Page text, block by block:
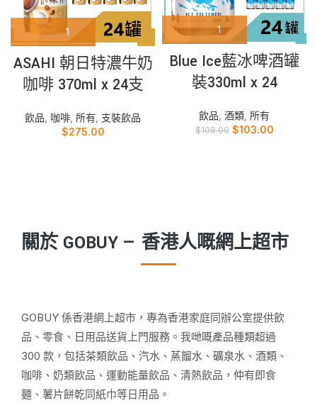
ASAHI 朝日特濃牛奶
咖啡 370ml x 24支
飲品 咖啡 所有 支裝飲品
$275.00
Blue Ice藍冰啤酒罐
裝330ml x 24
飲品 酒類 所有
$108.00 $103.00
關於 GOBUY — 香港人嘅網上超市
GOBUY 係香港網上超市，專為香港家庭同辦公室提供飲
品、零食、日用品送貨上門服務。我哋嘅產品種類超過
300 款，包括茶類飲品、汽水、蒸餾水、礦泉水、酒類、
咖啡、奶類飲品、運動能量飲品、清熱飲品，仲有即食
麵、薯片餅乾同紙巾等日用品。